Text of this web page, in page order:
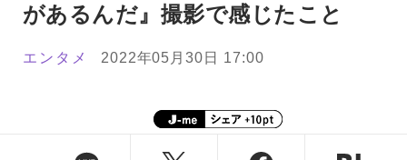
があるんだ』撮影で感じたこと
エンタメ 2022年05月30日 17:00